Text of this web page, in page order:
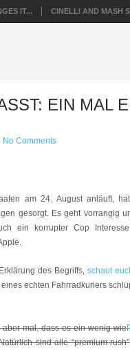
IT... CINELLI AND MASH
EIN MAL
No Comments
am 24. August anläuft,
gesorgt. Es geht vorrangig
ein korrupter Cop
des Begriffs,schaut
echten Fahrradkuriers
mal, dass es ein wenig wie
sind alle “premium